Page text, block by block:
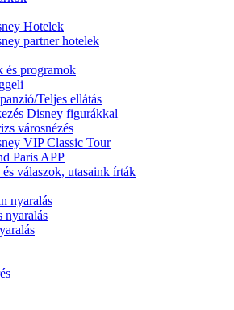
Hotelek
partner hotelek
és programok
Teljes ellátás
Disney figurákkal
városnézés
VIP Classic Tour
Paris APP
válaszok, utasaink írták
nyaralás
nyaralás